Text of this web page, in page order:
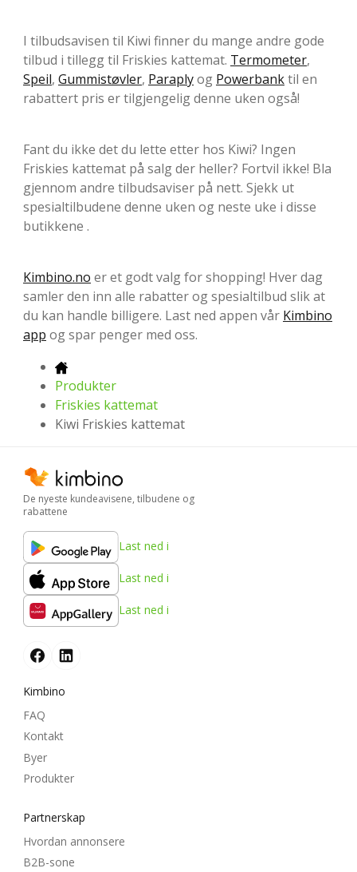
I tilbudsavisen til Kiwi finner du mange andre gode
tilbud i tillegg til Friskies kattemat. Termometer,
Speil, Gummistøvler, Paraplyog Powerbanktil en
rabattert pris er tilgjengelig denne uken også!
Fant du ikke det du lette etter hos Kiwi? Ingen
Friskies kattemat på salg der heller? Fortvil ikke! Bla
gjennom andre tilbudsaviser på nett. Sjekk ut
spesialtilbudene denne uken og neste uke i disse
butikkene .
Kimbino.no er et godt valg for shopping! Hver dag
samler den inn alle rabatter og spesialtilbud slik at
du kan handle billigere. Last ned appen vår Kimbino
app og spar penger med oss.
Produkter
Friskies kattemat
Kiwi Friskies kattemat
De nyeste kundeavisene, tilbudene og
rabattene
Last ned i
Last ned i
Last ned i
Kimbino
FAQ
Kontakt
Byer
Produkter
Partnerskap
Hvordan annonsere
B2B-sone